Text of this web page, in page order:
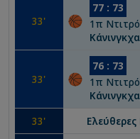
33'
77 : 73
1 π
33'
76 : 73
1 π
33'